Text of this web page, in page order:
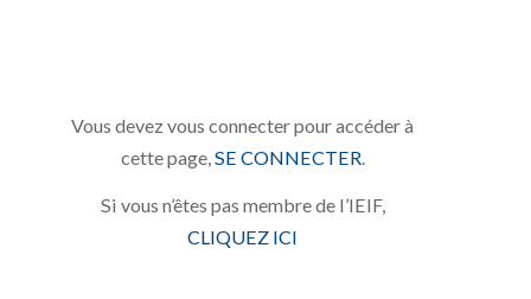
Vous devez vous connecter pour accéder à
cette page, SE CONNECTER
Si vous n’êtes pas membre de l’IEIF,
CLIQUEZ ICI